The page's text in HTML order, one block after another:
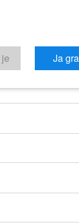
kom je in
van de woning.
Ja